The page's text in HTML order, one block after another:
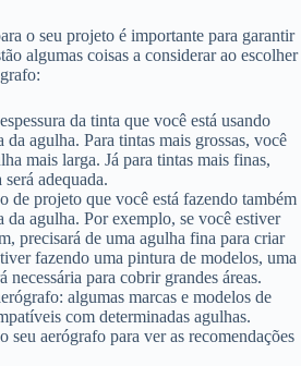
o seu projeto é importante para garantir
algumas coisas a considerar ao escolher
da tinta que você está usando
agulha. Para tintas mais grossas, você
mais larga. Já para tintas mais finas,
adequada.
de projeto que você está fazendo também
da agulha. Por exemplo, se você estiver
precisará de uma agulha fina para criar
fazendo uma pintura de modelos, uma
necessária para cobrir grandes áreas.
algumas marcas e modelos de
com determinadas agulhas.
seu aerógrafo para ver as recomendações